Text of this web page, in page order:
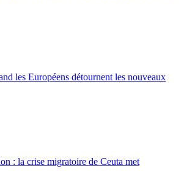
les Européens détournent les nouveaux
: la crise migratoire de Ceuta met